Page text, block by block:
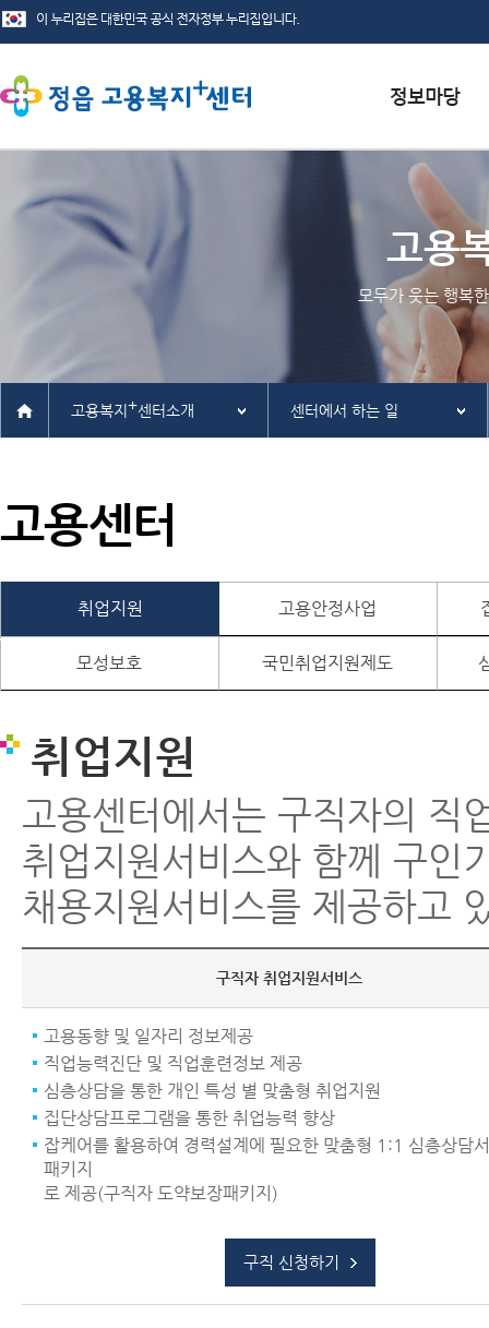
서식자료실
채용정보
인재정보
관련사이트
고용
모두가 웃는 행복
고용복지 +센터소개 센터에서 하는 일
고용센터
취업지원 고용안정사업
모성보호 국민취업지원제도
취업지원
고용센터에서는 구직자의 직
취업지원서비스와 함께 구인
채용지원서비스를 제공하고
구직자 취업지원서비스
고용동향 및 일자리 정보제공
직업능력진단 및 직업훈련정보 제공
심층상담을 통한 개인 특성 별 맞춤형 취업지원
집단상담프로그램을 통한 취업능력 향상
잡케어를 활용하여 경력설계에 필요한 맞춤형 1:1 심층상담
패키지
로 제공(구직자 도약보장패키지)
구직 신청하기